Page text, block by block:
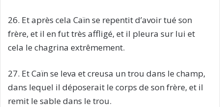
26. Et après cela Caïn se repentit d’avoir tué son
frère, et il en fut très affligé, et il pleura sur lui et
cela le chagrina extrêmement.
27. Et Caïn se leva et creusa un trou dans le champ,
dans lequel il déposerait le corps de son frère, et il
remit le sable dans le trou.